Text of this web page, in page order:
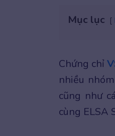
Mục lục
Chứng chỉ
nhiều
cũng như
cùng ELSA